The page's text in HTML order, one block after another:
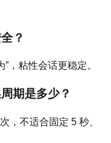
？
，粘性会话更稳定。
期是多少？
，不适合固定 5 秒、